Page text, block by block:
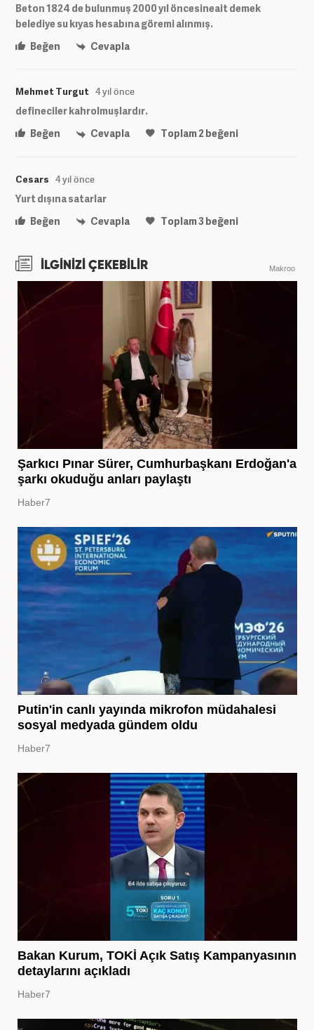
Beton 1824 de bulunmuş 2000 yıl öncesineait demek
belediye su kıyas hesabına göremi alınmış.
Beğen
Cevapla
Mehmet Turgut 4 yıl önce
defineciler kahrolmuşlardır.
Beğen
Cevapla Toplam2beğeni
Cesars 4 yıl önce
Yurt dışına satarlar
Beğen
Cevapla Toplam3beğeni
İLGİNİZİ ÇEKEBİLİR Makroo
Şarkıcı Pınar Sürer, Cumhurbaşkanı Erdoğan'a
şarkı okuduğu anları paylaştı
Haber7
Putin'in canlı yayında mikrofon müdahalesi
sosyal medyada gündem oldu
Haber7
Bakan Kurum, TOKİ Açık Satış Kampanyasının
detaylarını açıkladı
Haber7